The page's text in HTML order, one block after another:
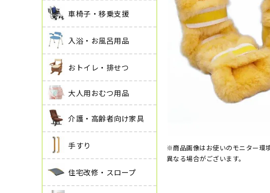
車椅子・移乗支援
入浴・お風呂用品
おトイレ・排せつ
大人用おむつ用品
介護・高齢者向け家具
手すり
住宅改修・スロープ
※商品画像はお使いのモニター環
異なる場合がございます。